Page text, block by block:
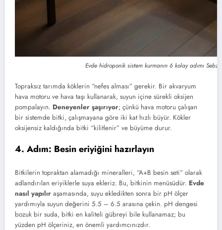
Evde hidroponik sistem kurmanın 6 kolay adımı
Topraksız tarımda köklerin “nefes alması” gerekir. Bir akvaryum
hava motoru ve hava taşı kullanarak, suyun içine sürekli oksijen
pompalayın. Deneyenler şaşırıyor; çünkü hava motoru çalışan
bir sistemde bitki, çalışmayana göre iki kat hızlı büyür. Kökler
oksijensiz kaldığında bitki “kilitlenir” ve büyüme durur.
4. Adım: Besin eriyiğini hazırlayın
Bitkilerin topraktan alamadığı mineralleri, “A+B besin seti” olarak
adlandırılan eriyiklerle suya ekleriz. Bu, bitkinin menüsüdür. Evde
nasıl yapılır aşamasında, suyu ekledikten sonra bir pH ölçer
yardımıyla suyun değerini 5.5 – 6.5 arasına çekin. pH dengesi
bozuk bir suda, bitki en kaliteli gübreyi bile kullanamaz; bu
yüzden pH ölçeriniz, en önemli yardımcınızdır.